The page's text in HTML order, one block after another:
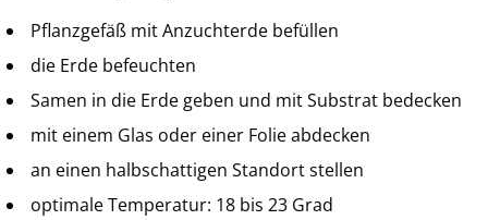
Pflanzgefäß mit Anzuchterde befüllen
die Erde befeuchten
Samen in die Erde geben und mit Substrat bedecken
mit einem Glas oder einer Folie abdecken
an einen halbschattigen Standort stellen
optimale Temperatur: 18 bis 23 Grad